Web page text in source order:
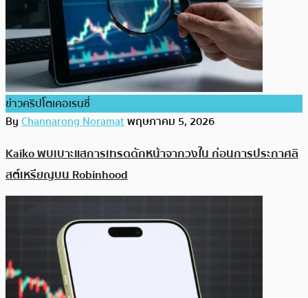
ข่าวคริปโตเคอเรนซี่
ByChannarong Noramatพฤษภาคม 5, 2026
Kaiko พบเบาะแสการเทรดดักหน้าจากวงใน ก่อนการประกาศลิ
สต์เหรียญบน Robinhood